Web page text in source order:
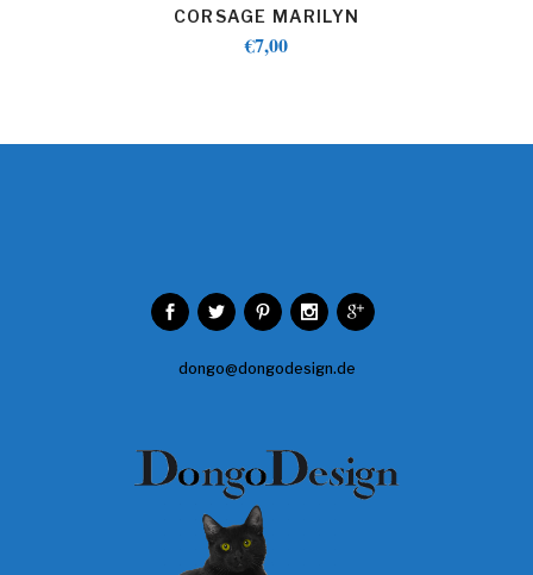
CORSAGE MARILYN
€7,00
dongo@dongodesign.de